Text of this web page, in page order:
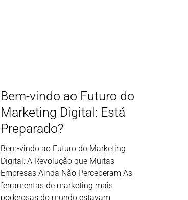
Bem-vindo ao Futuro do
Marketing Digital: Está
Preparado?
Bem-vindo ao Futuro do Marketing
Digital: A Revolução que Muitas
Empresas Ainda Não Perceberam As
ferramentas de marketing mais
poderosas do mundo estavam